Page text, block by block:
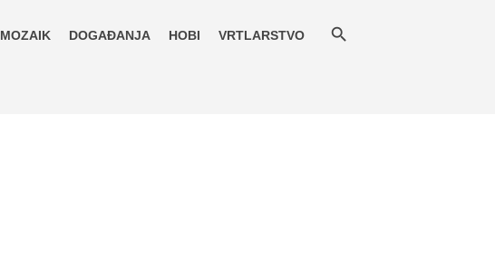
MOZAIK DOGAĐANJA HOBI VRTLARSTVO